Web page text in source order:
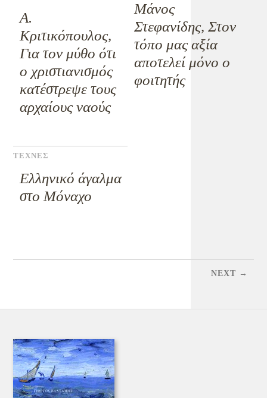
Α.
Κριτικόπουλος,
Για τον μύθο ότι
ο χριστιανισμός
κατέστρεψε τους
αρχαίους ναούς
Μάνος
Στεφανίδης, Στον
τόπο μας αξία
αποτελεί μόνο ο
φοιτητής
ΤΕΧΝΕΣ
Ελληνικό άγαλμα
στο Μόναχο
NEXT →